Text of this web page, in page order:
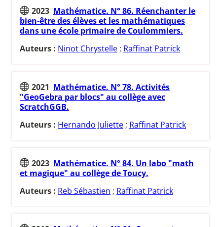
2023 Mathématice. N° 86. Réenchanter le
bien-être des élèves et les mathématiques
dans une école primaire de Coulommiers.
Auteurs : Ninot Chrystelle ; Raffinat Patrick
2021 Mathématice. N° 78. Activités
"GeoGebra par blocs" au collège avec
ScratchGGB.
Auteurs : Hernando Juliette ; Raffinat Patrick
2023 Mathématice. N° 84. Un labo "math
et magique" au collège de Toucy.
Auteurs : Reb Sébastien ; Raffinat Patrick